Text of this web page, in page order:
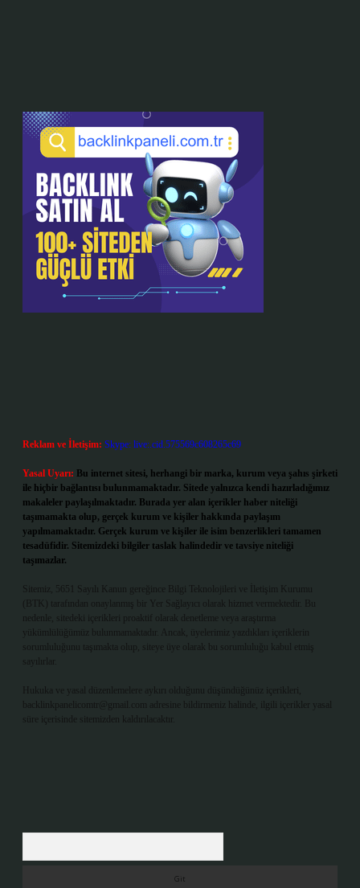
Reklam ve İletişim: Skype: live:.cid.575569c608265c69
Yasal Uyarı: Bu internet sitesi, herhangi bir marka, kurum veya şahıs şirketi
ile hiçbir bağlantısı bulunmamaktadır. Sitede yalnızca kendi hazırladığımız
makaleler paylaşılmaktadır. Burada yer alan içerikler haber niteliği
taşımamakta olup, gerçek kurum ve kişiler hakkında paylaşım
yapılmamaktadır. Gerçek kurum ve kişiler ile isim benzerlikleri tamamen
tesadüfidir. Sitemizdeki bilgiler taslak halindedir ve tavsiye niteliği
taşımazlar.
Sitemiz, 5651 Sayılı Kanun gereğince Bilgi Teknolojileri ve İletişim Kurumu
(BTK) tarafından onaylanmış bir Yer Sağlayıcı olarak hizmet vermektedir. Bu
nedenle, sitedeki içerikleri proaktif olarak denetleme veya araştırma
yükümlülüğümüz bulunmamaktadır. Ancak, üyelerimiz yazdıkları içeriklerin
sorumluluğunu taşımakta olup, siteye üye olarak bu sorumluluğu kabul etmiş
sayılırlar.
Hukuka ve yasal düzenlemelere aykırı olduğunu düşündüğünüz içerikleri,
backlinkpanelicomtr@gmail.com
adresine bildirmeniz halinde, ilgili içerikler yasal
süre içerisinde sitemizden kaldırılacaktır.